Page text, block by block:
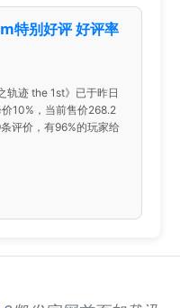
特别好评 好评率
轨迹 the 1st》已于昨日
10%，当前售价268.2
评价，有96%的玩家给